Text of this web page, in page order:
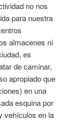
no nos
para nuestra
almacenes ni
es
de caminar,
apropiado que
en una
esquina por
vehículos en la